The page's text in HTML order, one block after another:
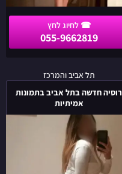
055-9662819
תל אביב והמרכז
רוסיה חדשה בתל אביב בתמונות
אמיתיות
רוסיה
חדשה
בתל
אביב
בתמונות
אמיתיות